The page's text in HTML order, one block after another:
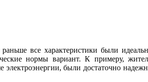
все характеристики были
нормы вариант. К примеру,
электроэнергии, были достаточно